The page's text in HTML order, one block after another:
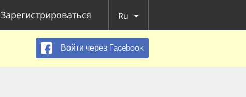
Зарегистрироваться Ru
Войти через Facebook